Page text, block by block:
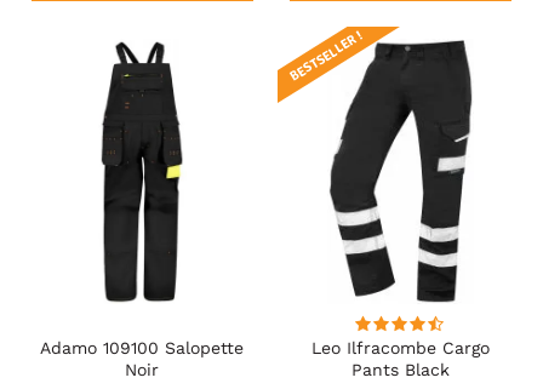
Adamo 109100 Salopette
Noir
Leo Ilfracombe Cargo
Pants Black
BESTSELLER !